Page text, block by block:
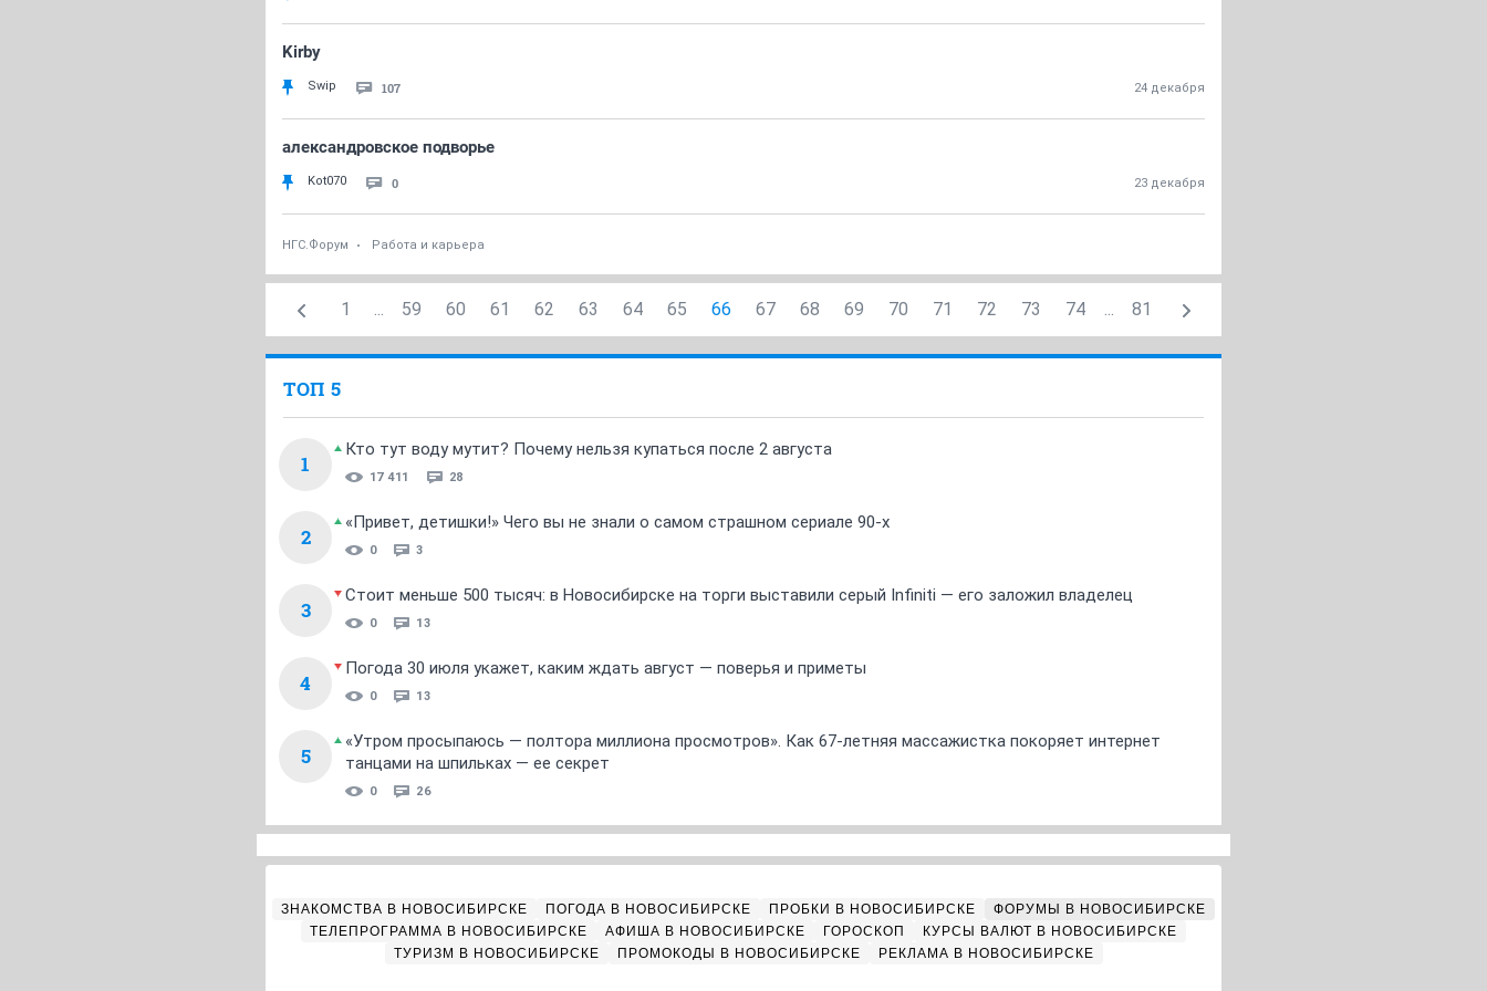
Kirby
Swip 107 24 декабря
александровское подворье
Kot070 0 23 декабря
НГС.Форум Работа и карьера
1 ... 59 60 61 62 63 64 65 66 67 68 69 70 71 72 73 74 ... 81
ТОП 5
1
Кто тут воду мутит? Почему нельзя купаться после 2 августа
17 411 28
2
«Привет, детишки!» Чего вы не знали о самом страшном сериале 90-х
0 3
3
Стоит меньше 500 тысяч: в Новосибирске на торги выставили серый Infiniti — его заложил владелец
0 13
4
Погода 30 июля укажет, каким ждать август — поверья и приметы
0 13
5
«Утром просыпаюсь — полтора миллиона просмотров». Как 67-летняя массажистка покоряет интернет
танцами на шпильках — ее секрет
0 26
ЗНАКОМСТВА В НОВОСИБИРСКЕ ПОГОДА В НОВОСИБИРСКЕ ПРОБКИ В НОВОСИБИРСКЕ
ФОРУМЫ В НОВОСИБИРСКЕ
ТЕЛЕПРОГРАММА В НОВОСИБИРСКЕ
АФИША В НОВОСИБИРСКЕ ГОРОСКОП
КУРСЫ ВАЛЮТ В НОВОСИБИРСКЕ
ТУРИЗМ В НОВОСИБИРСКЕ
ПРОМОКОДЫ В НОВОСИБИРСКЕ РЕКЛАМА В НОВОСИБИРСКЕ